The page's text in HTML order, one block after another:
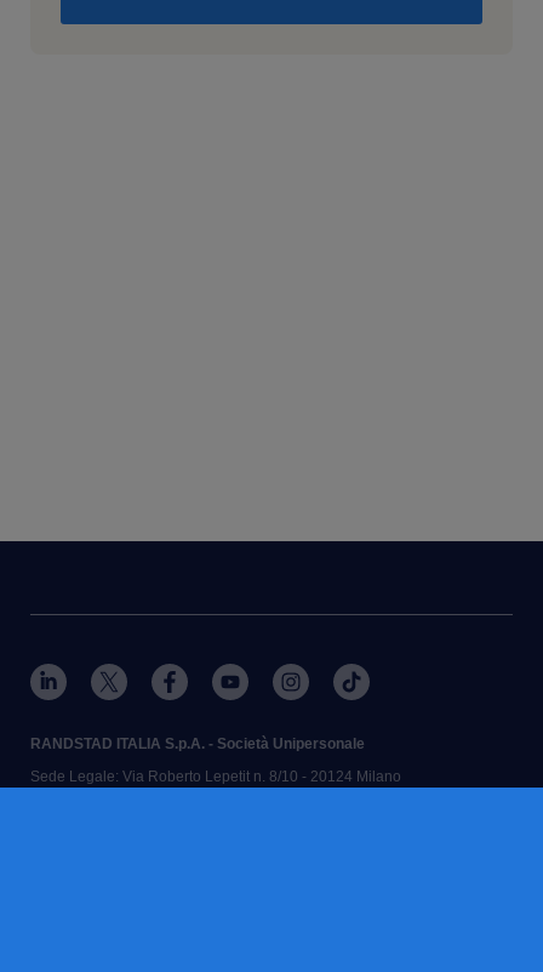
RANDSTAD ITALIA S.p.A. - Società Unipersonale
Sede Legale: Via Roberto Lepetit n. 8/10 - 20124 Milano